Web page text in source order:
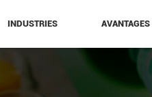
INDUSTRIES AVANTAGES